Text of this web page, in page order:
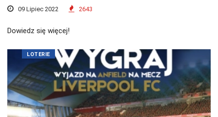
09 Lipiec 2022 2643
Dowiedz się więcej!
LOTERIE